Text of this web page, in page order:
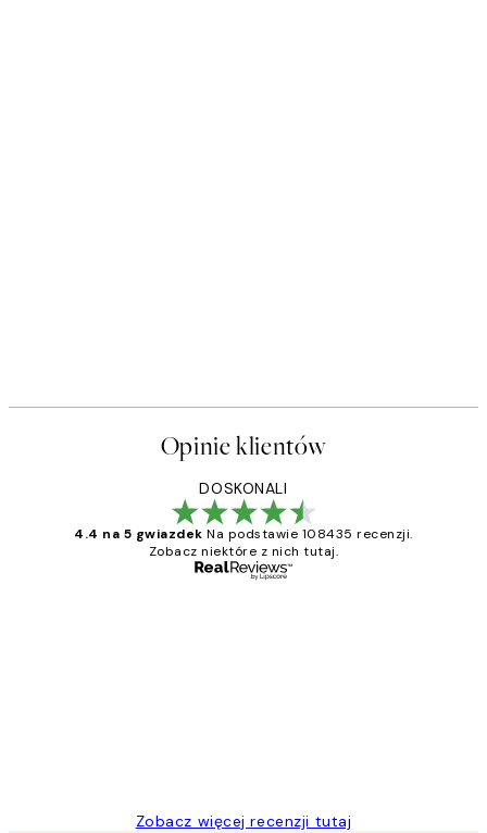
Opinie klientów
DOSKONALI
4.4 na 5 gwiazdek Na podstawie 108435 recenzji.
Zobacz niektóre z nich tutaj.
Zobacz więcej recenzji tutaj